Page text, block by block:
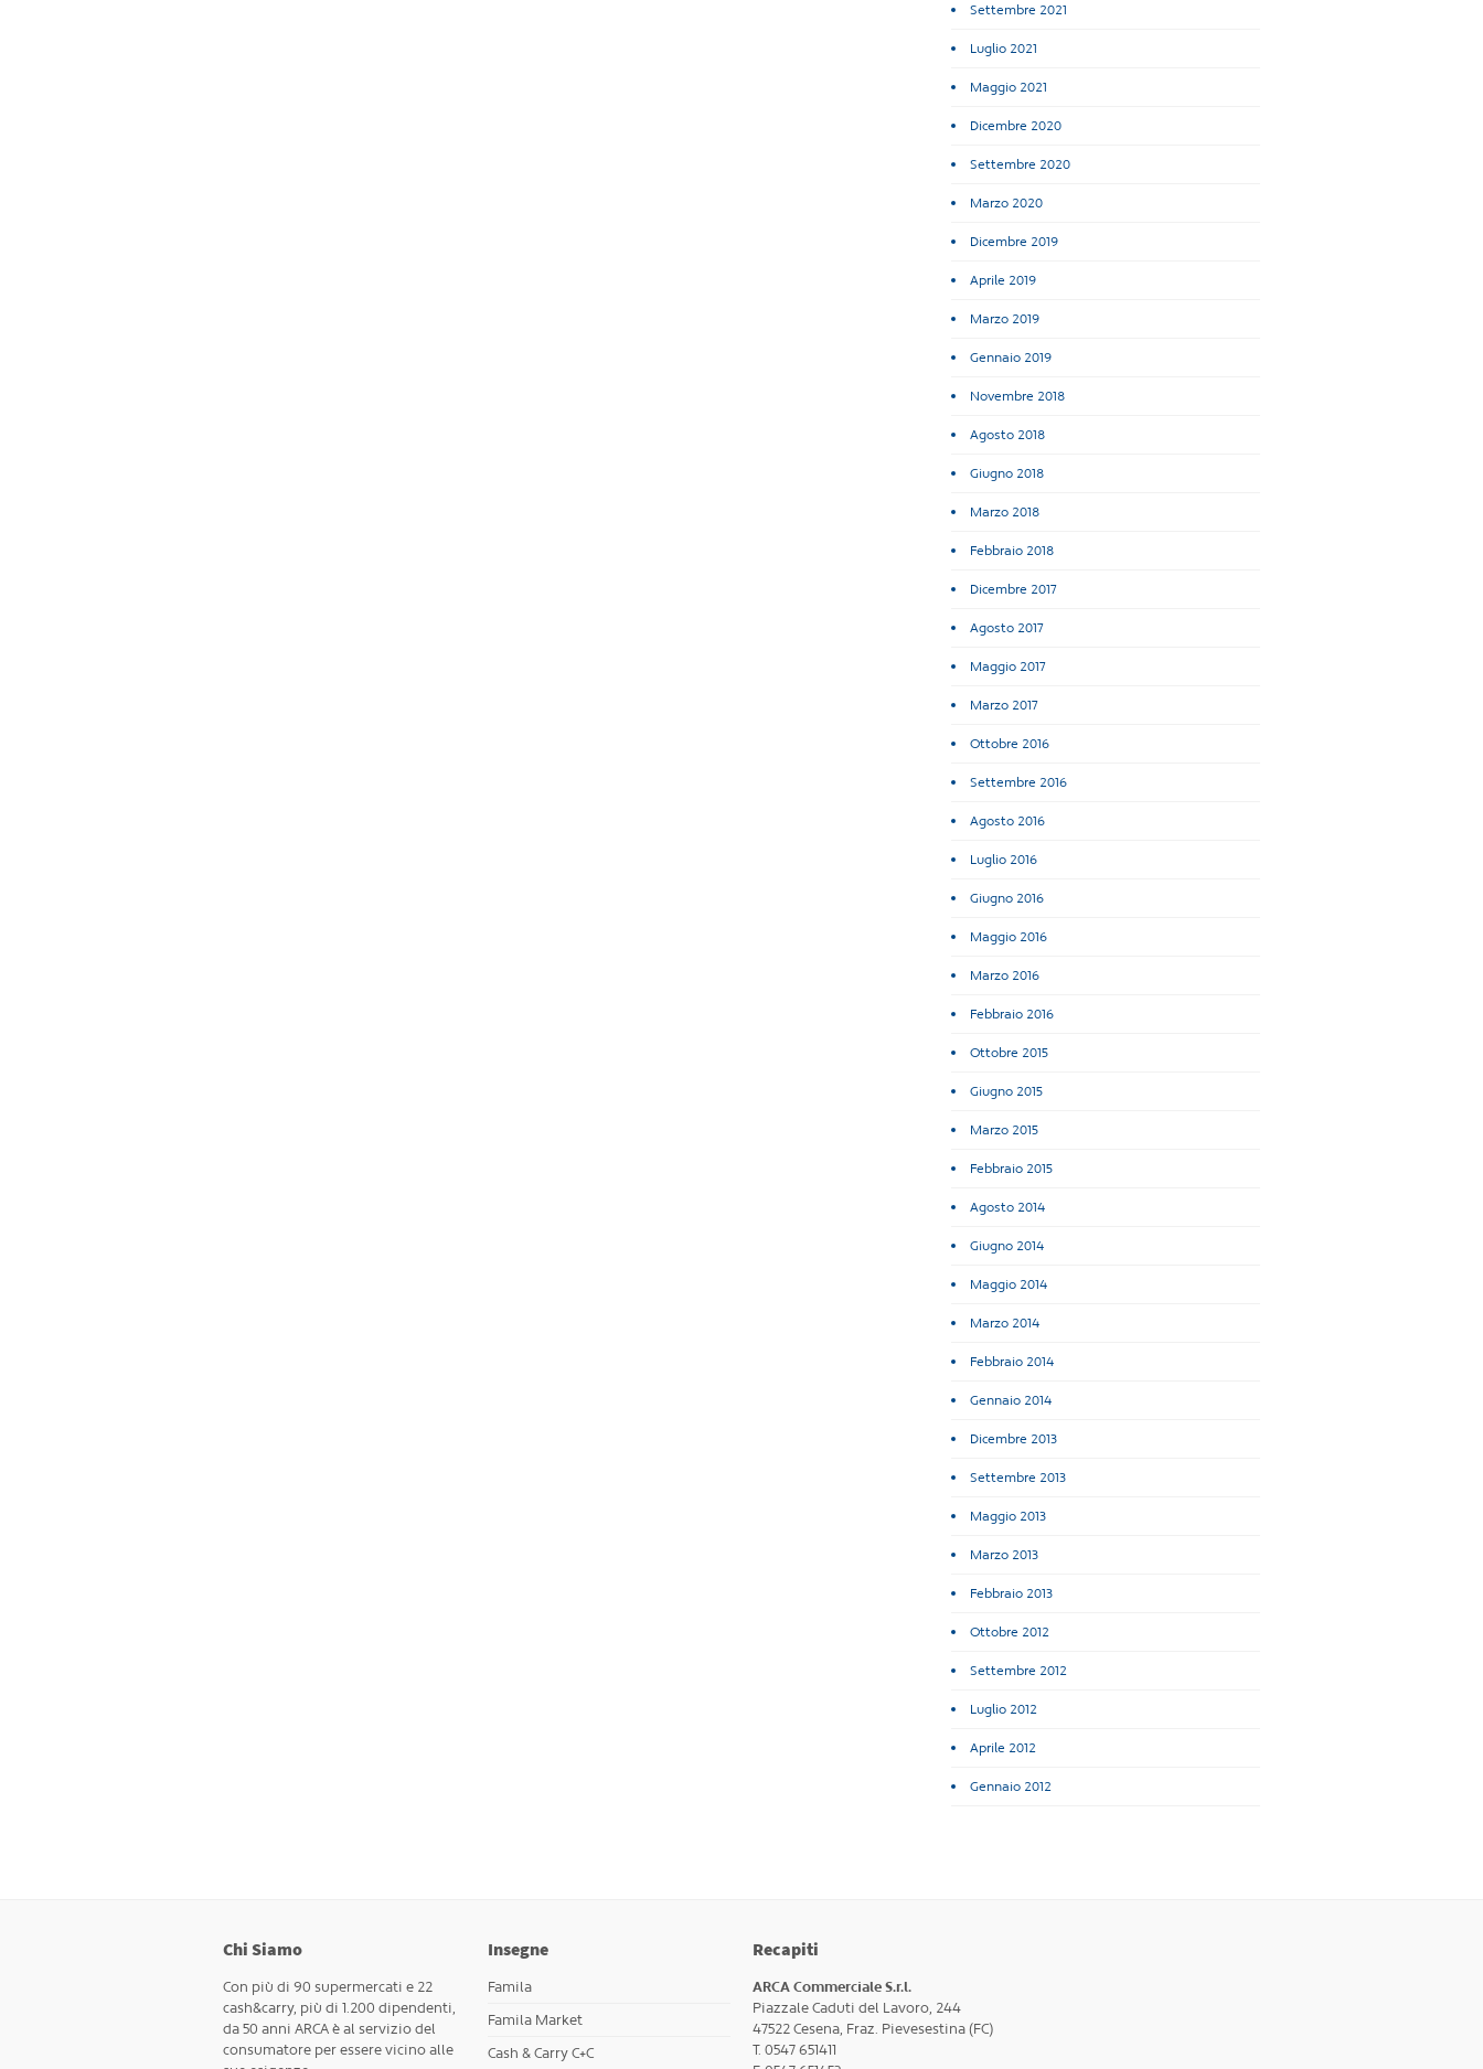
Settembre 2021
Luglio 2021
Maggio 2021
Dicembre 2020
Settembre 2020
Marzo 2020
Dicembre 2019
Aprile 2019
Marzo 2019
Gennaio 2019
Novembre 2018
Agosto 2018
Giugno 2018
Marzo 2018
Febbraio 2018
Dicembre 2017
Agosto 2017
Maggio 2017
Marzo 2017
Ottobre 2016
Settembre 2016
Agosto 2016
Luglio 2016
Giugno 2016
Maggio 2016
Marzo 2016
Febbraio 2016
Ottobre 2015
Giugno 2015
Marzo 2015
Febbraio 2015
Agosto 2014
Giugno 2014
Maggio 2014
Marzo 2014
Febbraio 2014
Gennaio 2014
Dicembre 2013
Settembre 2013
Maggio 2013
Marzo 2013
Febbraio 2013
Ottobre 2012
Settembre 2012
Luglio 2012
Aprile 2012
Gennaio 2012
Chi Siamo
Con più di 90 supermercati e 22
cash&carry, più di 1.200 dipendenti,
da 50 anni ARCA è al servizio del
consumatore per essere vicino alle
Insegne
Famila
Famila Market
Cash & Carry C+C
Recapiti
ARCA Commerciale S.r.l.
Piazzale Caduti del Lavoro, 244
47522 Cesena, Fraz. Pievesestina (FC)
T. 0547 651411